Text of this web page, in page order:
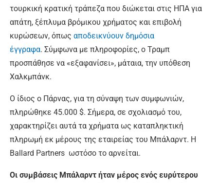
τουρκική κρατική τράπεζα που διώκεται στις ΗΠΑ για
απάτη, ξέπλυμα βρόμικου χρήματος και επιβολή
κυρώσεων, όπως αποδεικνύουν δημόσια
έγγραφα. Σύμφωνα με πληροφορίες, ο Τραμπ
προσπάθησε να «εξαφανίσει», μάταια, την υπόθεση
Χαλκμπάνκ.
Ο ίδιος ο Πάρνας, για τη σύναψη των συμφωνιών,
πληρώθηκε 45.000 $. Σήμερα, σε σχολιασμό του,
χαρακτηρίζει αυτά τα χρήματα ως καταπληκτική
πληρωμή εκ μέρους της εταιρείας του Μπάλαρντ. Η
Ballard Partners ωστόσο το αρνείται.
Οι συμβάσεις Μπάλαρντ ήταν μέρος ενός ευρύτερου